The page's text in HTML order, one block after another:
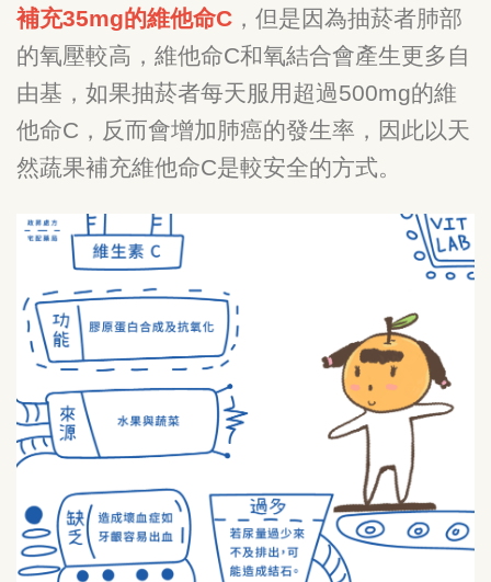
補充35mg的維他命C ，但是因為抽菸者肺部
的氧壓較高，維他命C和氧結合會產生更多自
由基，如果抽菸者每天服用超過500mg的維
他命C，反而會增加肺癌的發生率，因此以天
然蔬果補充維他命C是較安全的方式。